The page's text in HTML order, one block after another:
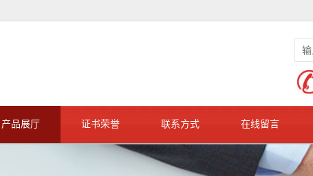
产品展厅 证书荣誉 联系方式 在线留言